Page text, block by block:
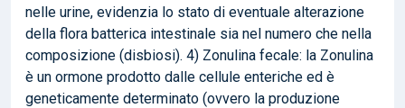
nelle urine, evidenzia lo stato di eventuale alterazione
della flora batterica intestinale sia nel numero che nella
composizione (disbiosi). 4) Zonulina fecale: la Zonulina
è un ormone prodotto dalle cellule enteriche ed è
geneticamente determinato (ovvero la produzione